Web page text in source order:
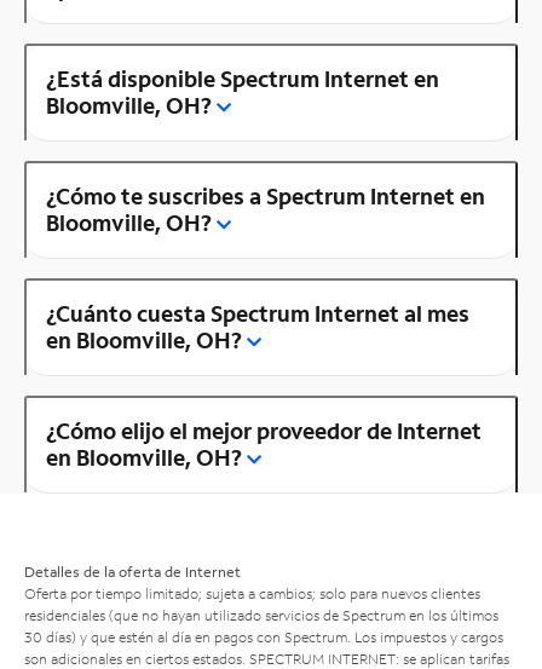
¿Está disponible Spectrum Internet en
Bloomville, OH?
¿Cómo te suscribes a Spectrum Internet en
Bloomville, OH?
¿Cuánto cuesta Spectrum Internet al mes
en Bloomville, OH?
¿Cómo elijo el mejor proveedor de Internet
en Bloomville, OH?
Detalles de la oferta de Internet
Oferta por tiempo limitado; sujeta a cambios; solo para nuevos clientes
residenciales (que no hayan utilizado servicios de Spectrum en los últimos
30 días) y que estén al día en pagos con Spectrum. Los impuestos y cargos
son adicionales en ciertos estados. SPECTRUM INTERNET: se aplican tarifas